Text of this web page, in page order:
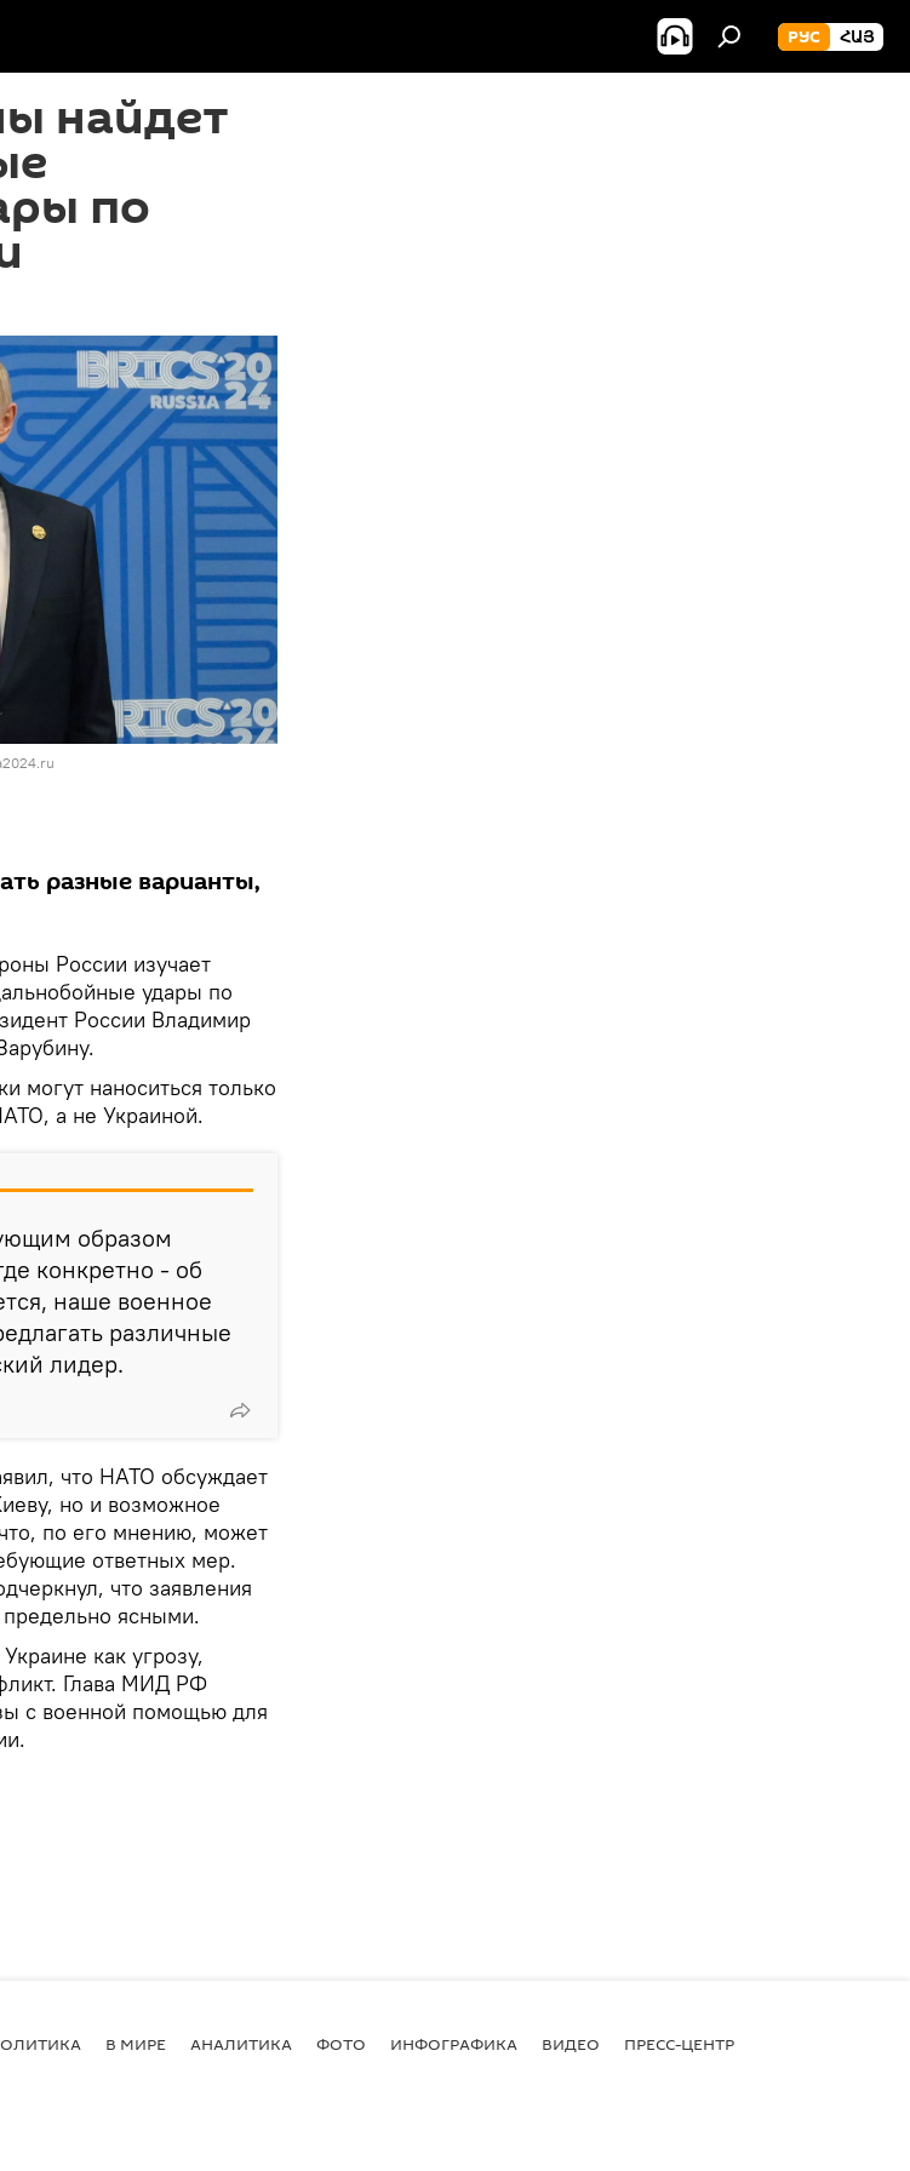
РУС ՀԱՅ
найдет
по
разные варианты,
России изучает
удары по
России Владимир
могут наноситься только
а не Украиной.
образом
конкретно - об
наше военное
различные
лидер.
что НАТО обсуждает
но и возможное
по его мнению, может
ответных мер.
что заявления
предельно ясными.
как угрозу,
Глава МИД РФ
с военной помощью для
В МИРЕ АНАЛИТИКА ФОТО ИНФОГРАФИКА ВИДЕО ПРЕСС-ЦЕНТР